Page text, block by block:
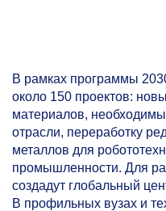
В рамках программы
около 150 проектов:
материалов,
отрасли, переработку
металлов для
промышленности. Для
создадут глобальный
В профильных вузах и